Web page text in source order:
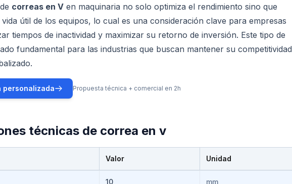
correas en V en maquinaria no solo optimiza el rendimiento sino que
útil de los equipos, lo cual es una consideración clave para empresas
tiempos de inactividad y maximizar su retorno de inversión. Este tipo de
fundamental para las industrias que buscan mantener su competitividad
personalizada Propuesta técnica + comercial en 2h
técnicas de correa en v
Valor Unidad
10 mm